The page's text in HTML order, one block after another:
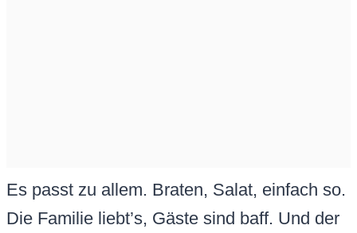
Es passt zu allem. Braten, Salat, einfach so.
Die Familie liebt’s, Gäste sind baff. Und der